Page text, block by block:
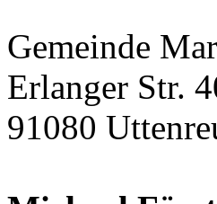
Gemeinde
Erlanger Str.
91080